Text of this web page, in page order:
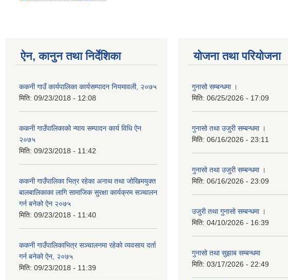
ऐन, कानुन तथा निर्देशिका
ककनी गाउँ कार्यपालिका कार्यसम्पादन नियमावली, २०७५
मिति: 09/23/2018 - 12:08
ककनी गाउँपालिकाको न्याय सम्पादन कार्य विधि ऐन
२०७५
मिति: 09/23/2018 - 11:42
ककनी गाउँपालिका भित्र रहेका अनाथ तथा जोखिमयुक्त
बालबालिकाका लागि सामाजिक सुरक्षा कार्यक्रम सञ्चालन
गर्न बनेको ऐन २०७५
मिति: 09/23/2018 - 11:40
ककनी गाउँपालिकाभित्र सञ्चालनमा रहेको व्यवसाय दर्ता
गर्न बनेको ऐन, २०७५
मिति: 09/23/2018 - 11:39
योजना तथा परियोजना
गुनासो सम्बन्धमा ।
मिति: 06/25/2026 - 17:09
गुनासो तथा उजुरी सम्बन्धमा ।
मिति: 06/16/2026 - 23:11
गुनासो तथा उजुरी सम्बन्धमा ।
मिति: 06/16/2026 - 23:09
उजुरी तथा गुनासो सम्बन्धमा ।
मिति: 04/10/2026 - 16:39
गुनासो तथा सुझाब सम्बन्धमा
मिति: 03/17/2026 - 22:49